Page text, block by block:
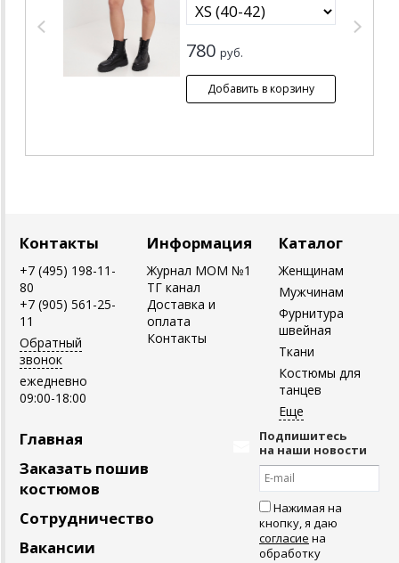
780 руб.
Контакты
+7 (495) 198-11-
80
+7 (905) 561-25-
11
Обратный
звонок
ежедневно
09:00-18:00
Информация
Журнал MOM №1
ТГ канал
Доставка и
оплата
Контакты
Каталог
Женщинам
Мужчинам
Фурнитура
швейная
Ткани
Костюмы для
танцев
Главная
Заказать пошив
костюмов
Сотрудничество
Вакансии
Подпишитесь
на наши новости
Нажимая на
кнопку, я даю
согласие на
обработку